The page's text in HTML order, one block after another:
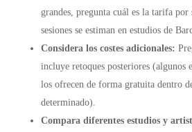
grandes, pregunta cuál es la tarifa por
sesiones se estiman en estudios de
Considera los costes adicionales:
incluye retoques posteriores (algunos
los ofrecen de forma gratuita dentro
determinado).
Compara diferentes estudios y